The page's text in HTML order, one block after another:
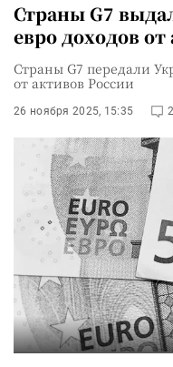
Страны G7
евро доходов
Страны G7 передали
от активов России
26 ноября 2025, 15:35